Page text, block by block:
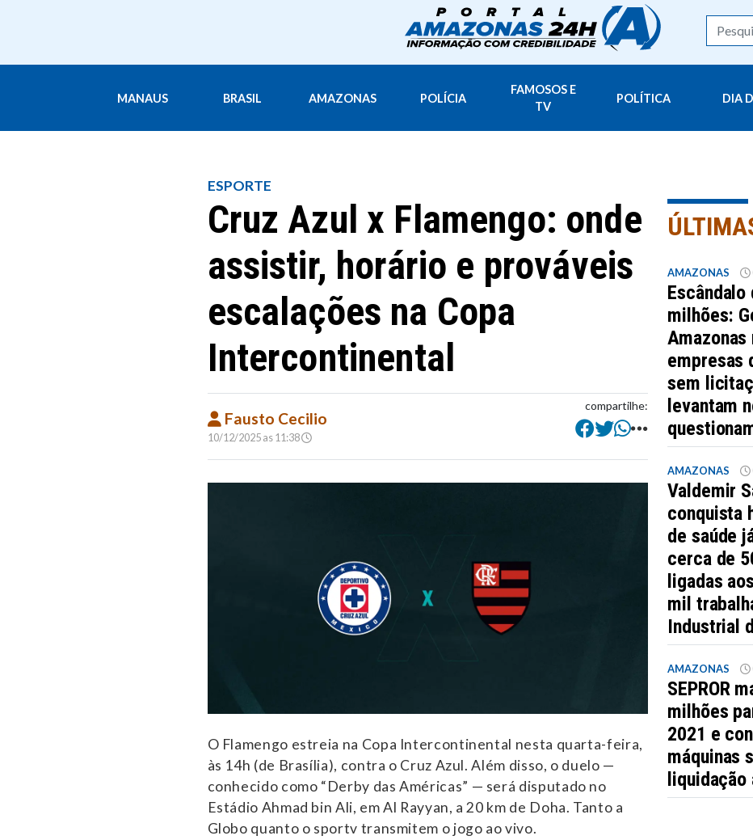
MANAUS BRASIL AMAZONAS POLÍCIA
FAMOSOS E
TV
POLÍTICA DIA
ESPORTE
Cruz Azul x Flamengo: onde
assistir, horário e prováveis
escalações na Copa
Intercontinental
Fausto Cecilio
10/12/2025 as 11:38
compartilhe:
O Flamengo estreia na Copa Intercontinental nesta quarta-feira,
às 14h (de Brasília), contra o Cruz Azul. Além disso, o duelo —
conhecido como “Derby das Américas” — será disputado no
Estádio Ahmad bin Ali, em Al Rayyan, a 20 km de Doha. Tanto a
Globo quanto o sportv transmitem o jogo ao vivo.
AMAZONAS
Escândalo
milhões:
Amazonas
empresas
sem
levantam
AMAZONAS
Valdemir
conquista
de saúde
cerca de
ligadas
mil
Industrial
AMAZONAS
SEPROR
milhões
2021 e
máquinas